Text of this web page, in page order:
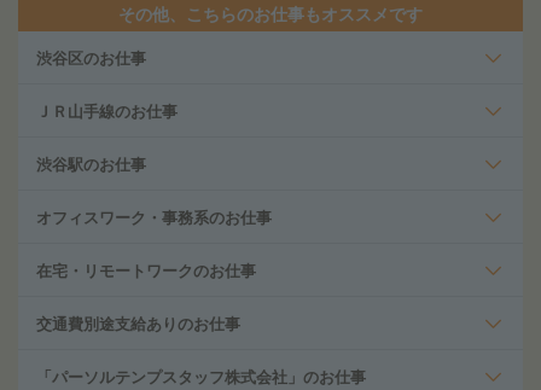
その他、こちらのお仕事もオススメです
渋谷区のお仕事
ＪＲ山手線のお仕事
渋谷駅のお仕事
オフィスワーク・事務系のお仕事
在宅・リモートワークのお仕事
交通費別途支給ありのお仕事
「パーソルテンプスタッフ株式会社」のお仕事